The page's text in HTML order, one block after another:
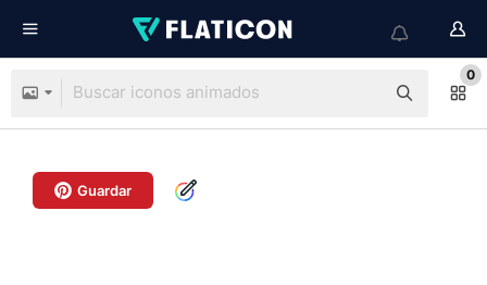
0
Guardar